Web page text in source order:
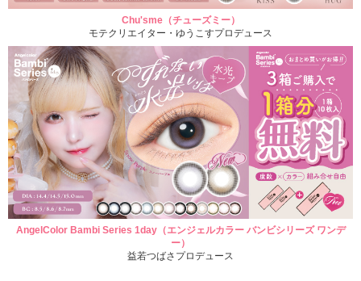
Chu'sme（チューズミー）
モテクリエイター・ゆうこすプロデュース
AngelColor Bambi Series 1day（エンジェルカラー バンビシリーズ ワンデ
ー）
益若つばさプロデュース